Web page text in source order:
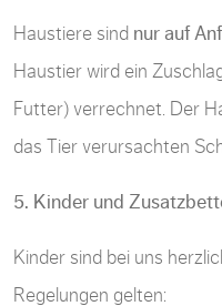
Haustiere sind nur auf
Haustier wird ein
Futter) verrechnet. Der
das Tier verursachten
5. Kinder und
Kinder sind bei uns
Regelungen gelten: